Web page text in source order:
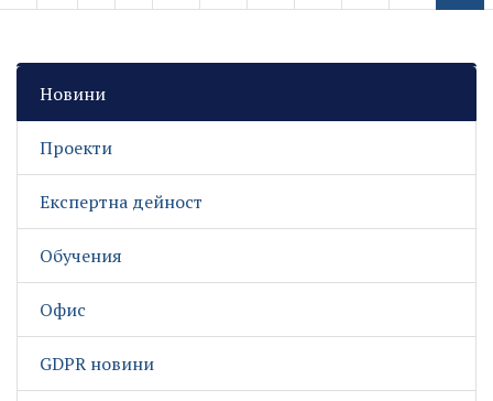
Новини
Проекти
Експертна дейност
Обучения
Офис
GDPR новини